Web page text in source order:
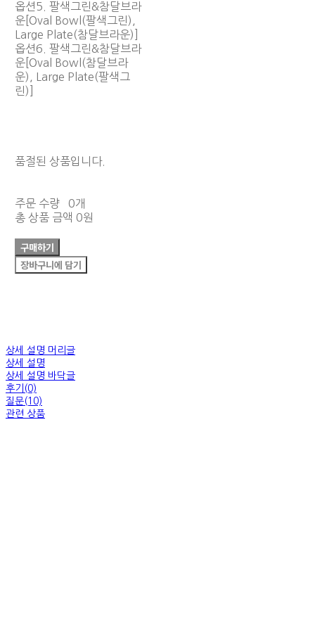
옵션5. 팔색그린&참달브라
운[Oval Bowl(팔색그린),
Large Plate(참달브라운)]
옵션6. 팔색그린&참달브라
운[Oval Bowl(참달브라
운), Large Plate(팔색그
린)]
품절된 상품입니다.
주문 수량
0개
총 상품 금액 0원
구매하기
장바구니에 담기
상세 설명 머리글
상세 설명
상세 설명 바닥글
후기(0)
질문(10)
관련 상품